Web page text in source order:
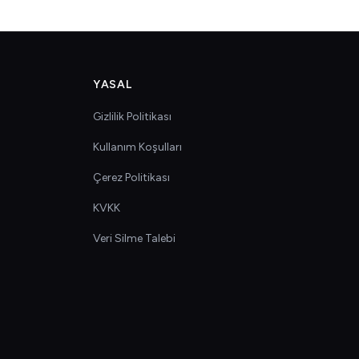
YASAL
Gizlilik Politikası
Kullanım Koşulları
Çerez Politikası
KVKK
Veri Silme Talebi